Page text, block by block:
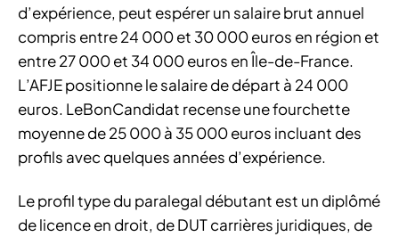
d’expérience, peut espérer un salaire brut annuel
compris entre 24 000 et 30 000 euros en région et
entre 27 000 et 34 000 euros en Île-de-France.
L’AFJE positionne le salaire de départ à 24 000
euros. LeBonCandidat recense une fourchette
moyenne de 25 000 à 35 000 euros incluant des
profils avec quelques années d’expérience.
Le profil type du paralegal débutant est un diplômé
de licence en droit, de DUT carrières juridiques, de